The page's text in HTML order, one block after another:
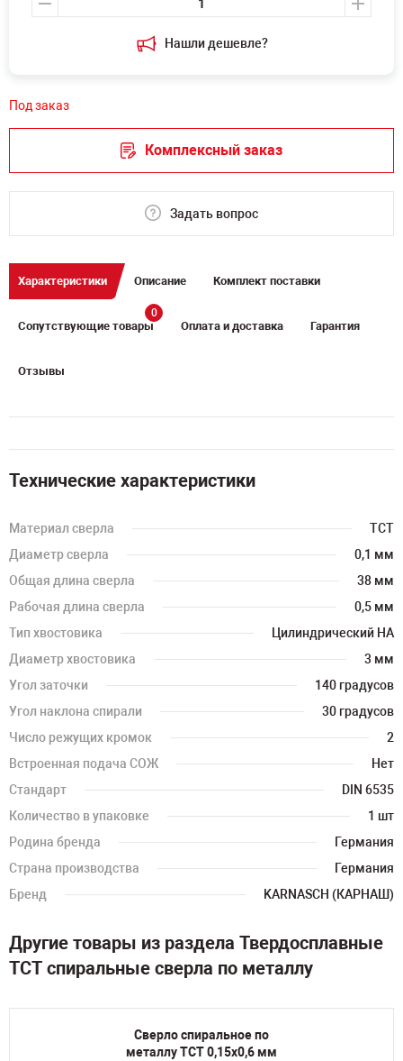
Нашли дешевле?
Под заказ
Комплексный заказ
Задать вопрос
Характеристики Описание Комплект поставки
Сопутствующие товары
0
Оплата и доставка Гарантия
Отзывы
Технические характеристики
Материал сверла
TCT
Диаметр сверла
0,1 мм
Общая длина сверла
38 мм
Рабочая длина сверла
0,5 мм
Тип хвостовика
Цилиндрический HA
Диаметр хвостовика
3 мм
Угол заточки
140 градусов
Угол наклона спирали
30 градусов
Число режущих кромок
2
Встроенная подача СОЖ
Нет
Стандарт
DIN 6535
Количество в упаковке
1 шт
Родина бренда
Германия
Страна производства
Германия
Бренд
KARNASCH (КАРНАШ)
Другие товары из раздела Твердосплавные
TCT спиральные сверла по металлу
Сверло спиральное по
металлу TCT 0,15х0,6 мм